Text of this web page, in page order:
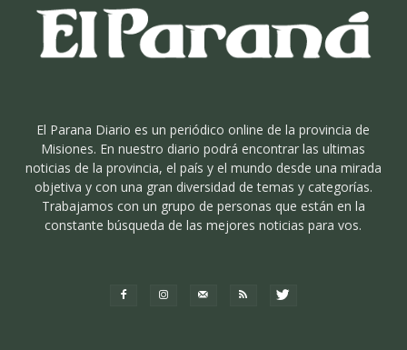
El Parana Diario es un periódico online de la provincia de
Misiones. En nuestro diario podrá encontrar las ultimas
noticias de la provincia, el país y el mundo desde una mirada
objetiva y con una gran diversidad de temas y categorías.
Trabajamos con un grupo de personas que están en la
constante búsqueda de las mejores noticias para vos.